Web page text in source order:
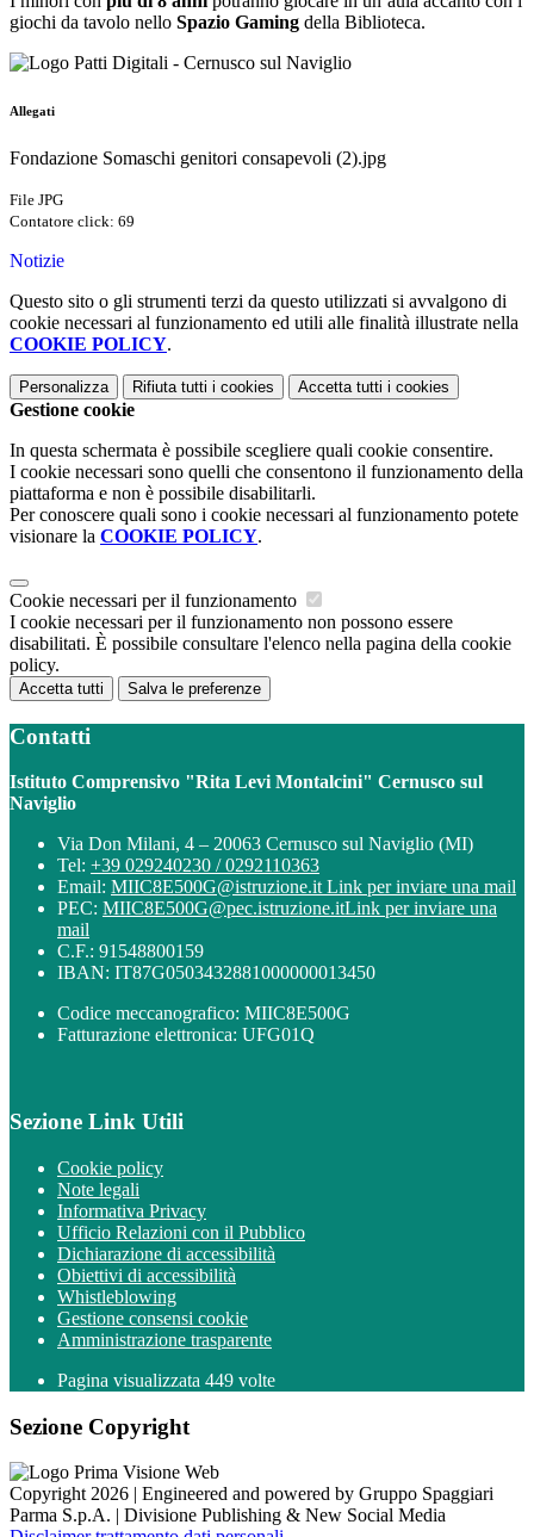
giochi da tavolo nello Spazio Gaming della Biblioteca.
Allegati
Fondazione Somaschi genitori consapevoli (2).jpg
File JPG
Contatore click: 69
Notizie
Questo sito o gli strumenti terzi da questo utilizzati si avvalgono di
cookie necessari al funzionamento ed utili alle finalità illustrate nella
COOKIE POLICY.
Personalizza Rifiuta tutti i cookies Accetta tutti i cookies
Gestione cookie
In questa schermata è possibile scegliere quali cookie consentire.
I cookie necessari sono quelli che consentono il funzionamento della
piattaforma e non è possibile disabilitarli.
Per conoscere quali sono i cookie necessari al funzionamento potete
visionare la COOKIE POLICY.
Cookie necessari per il funzionamento
I cookie necessari per il funzionamento non possono essere
disabilitati. È possibile consultare l'elenco nella pagina della cookie
policy.
Accetta tutti Salva le preferenze
Contatti
Istituto Comprensivo "Rita Levi Montalcini" Cernusco sul
Naviglio
Via Don Milani, 4 – 20063 Cernusco sul Naviglio (MI)
Tel: +39 029240230 / 0292110363
Email: MIIC8E500G@istruzione.it Link per inviare una mail
PEC: MIIC8E500G@pec.istruzione.itLink per inviare una
mail
C.F.: 91548800159
IBAN: IT87G0503432881000000013450
Codice meccanografico: MIIC8E500G
Fatturazione elettronica: UFG01Q
Sezione Link Utili
Cookie policy
Note legali
Informativa Privacy
Ufficio Relazioni con il Pubblico
Dichiarazione di accessibilità
Obiettivi di accessibilità
Whistleblowing
Gestione consensi cookie
Amministrazione trasparente
Pagina visualizzata 449 volte
Sezione Copyright
Copyright 2026 | Engineered and powered by Gruppo Spaggiari
Parma S.p.A. | Divisione Publishing & New Social Media